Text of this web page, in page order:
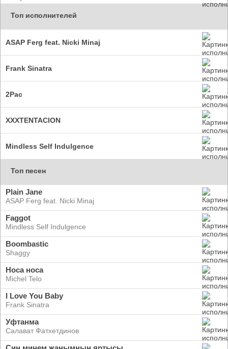
Топ исполнителей
ASAP Ferg feat. Nicki Minaj
Frank Sinatra
2Pac
XXXTENTACION
Mindless Self Indulgence
Топ песен
Plain Jane
ASAP Ferg feat. Nicki Minaj
Faggot
Mindless Self Indulgence
Boombastic
Shaggy
Носа носа
Michel Telo
I Love You Baby
Frank Sinatra
Уфтанма
Салават Фатхетдинов